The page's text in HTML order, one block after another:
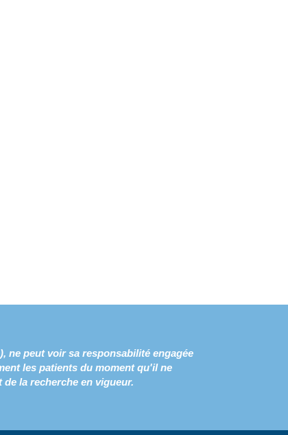
ne peut voir sa responsabilité engagée
les patients du moment qu'il ne
la recherche en vigueur.